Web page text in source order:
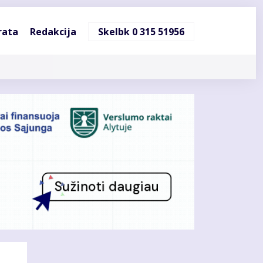
Redakcija Skelbk 0 315 51956